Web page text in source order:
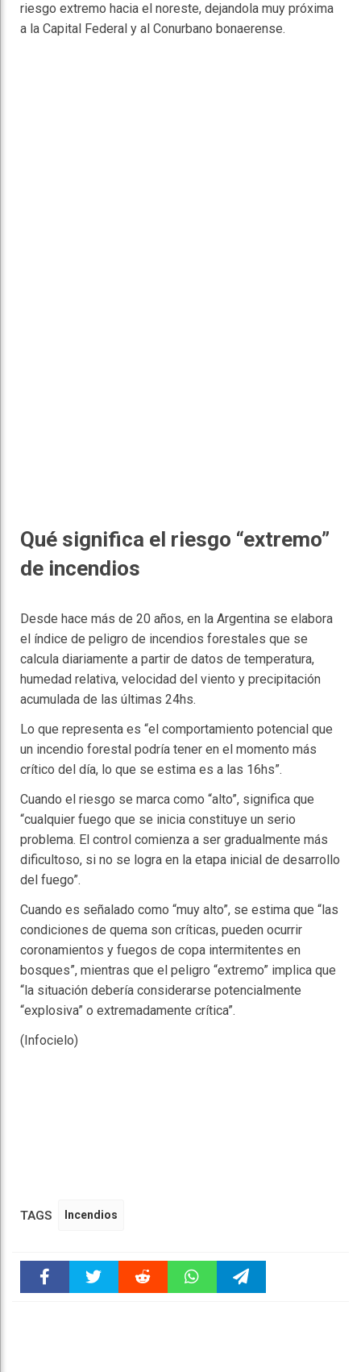
riesgo extremo hacia el noreste, dejandola muy próxima
a la Capital Federal y al Conurbano bonaerense.
Qué significa el riesgo “extremo”
de incendios
Desde hace más de 20 años, en la Argentina se elabora
el índice de peligro de incendios forestales que se
calcula diariamente a partir de datos de temperatura,
humedad relativa, velocidad del viento y precipitación
acumulada de las últimas 24hs.
Lo que representa es “el comportamiento potencial que
un incendio forestal podría tener en el momento más
crítico del día, lo que se estima es a las 16hs”.
Cuando el riesgo se marca como “alto”, significa que
“cualquier fuego que se inicia constituye un serio
problema. El control comienza a ser gradualmente más
dificultoso, si no se logra en la etapa inicial de desarrollo
del fuego”.
Cuando es señalado como “muy alto”, se estima que “las
condiciones de quema son críticas, pueden ocurrir
coronamientos y fuegos de copa intermitentes en
bosques”, mientras que el peligro “extremo” implica que
“la situación debería considerarse potencialmente
“explosiva” o extremadamente crítica”.
(Infocielo)
TAGS Incendios